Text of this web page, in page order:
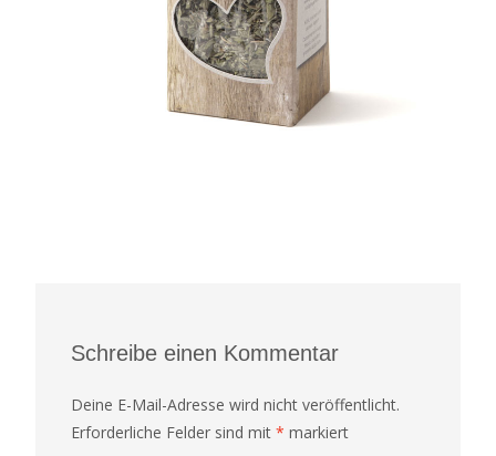
Schreibe einen Kommentar
Deine E-Mail-Adresse wird nicht veröffentlicht.
Erforderliche Felder sind mit * markiert